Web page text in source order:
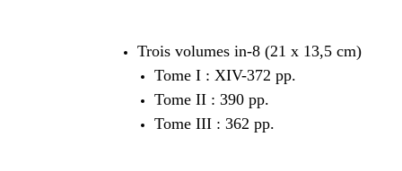
Trois volumes in-8 (21 x 13,5 cm)
Tome I : XIV-372 pp.
Tome II : 390 pp.
Tome III : 362 pp.